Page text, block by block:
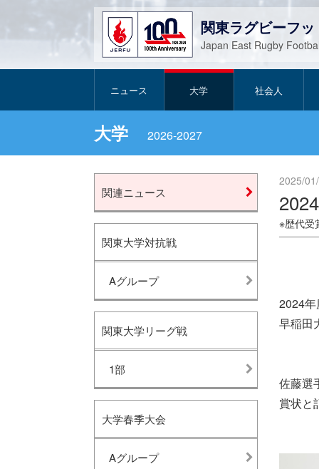
関東ラグビーフ
Japan East Rugby
ニュース 大学 社会人
大学 2026-2027
関連ニュース
関東大学対抗戦
Aグループ
関東大学リーグ戦
1部
大学春季大会
Aグループ
2025/
※歴代受
2024
早稲田
佐藤選
賞状と